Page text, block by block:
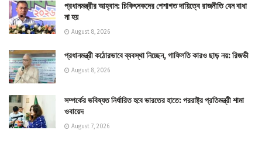
প্রধানমন্ত্রীর আহ্বান: চিকিৎসকদের পেশাগত দায়িত্বে রাজনীতি যেন বাধা
না হয়
August 8, 2026
প্রধানমন্ত্রী কঠোরভাবে ব্যবস্থা নিচ্ছেন, গাফিলতি কারও ছাড় নয়: রিজভী
August 8, 2026
সম্পর্কের ভবিষ্যত নির্ধারিত হবে ভারতের হাতে: পররাষ্ট্র প্রতিমন্ত্রী শামা
ওবায়েদ
August 7, 2026